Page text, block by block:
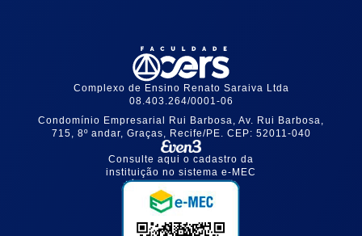
Complexo de Ensino Renato Saraiva Ltda
08.403.264/0001-06
Condomínio Empresarial Rui Barbosa, Av. Rui Barbosa,
715, 8º andar, Graças, Recife/PE. CEP: 52011-040
Consulte aqui o cadastro da
instituição no sistema e-MEC